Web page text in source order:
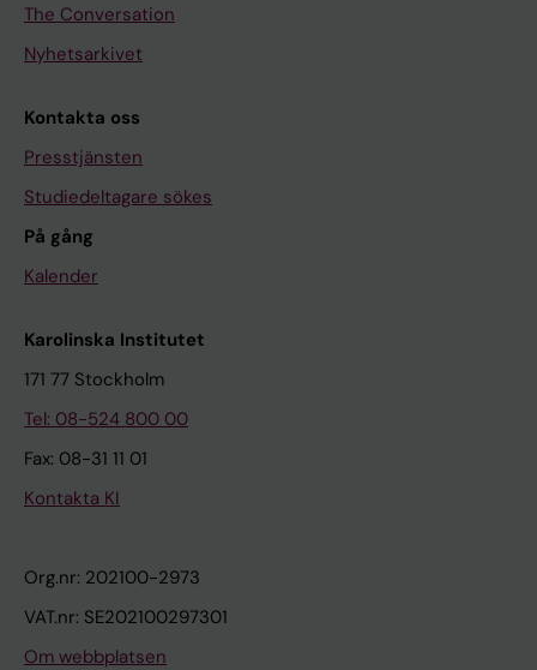
The Conversation
Nyhetsarkivet
Kontakta oss
Presstjänsten
Studiedeltagare sökes
På gång
Kalender
Karolinska Institutet
171 77 Stockholm
Tel: 08-524 800 00
Fax: 08-31 11 01
Kontakta KI
Org.nr: 202100-2973
VAT.nr: SE202100297301
Om webbplatsen